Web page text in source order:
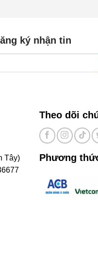
ký nhận tin
Tây)
Theo dõi
Phương